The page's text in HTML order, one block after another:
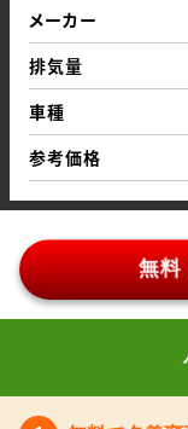
メーカー
排気量
車種
参考価格
無